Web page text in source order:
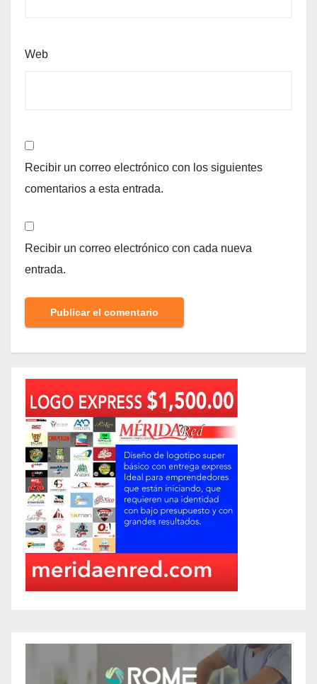
Web
Recibir un correo electrónico con los siguientes
comentarios a esta entrada.
Recibir un correo electrónico con cada nueva
entrada.